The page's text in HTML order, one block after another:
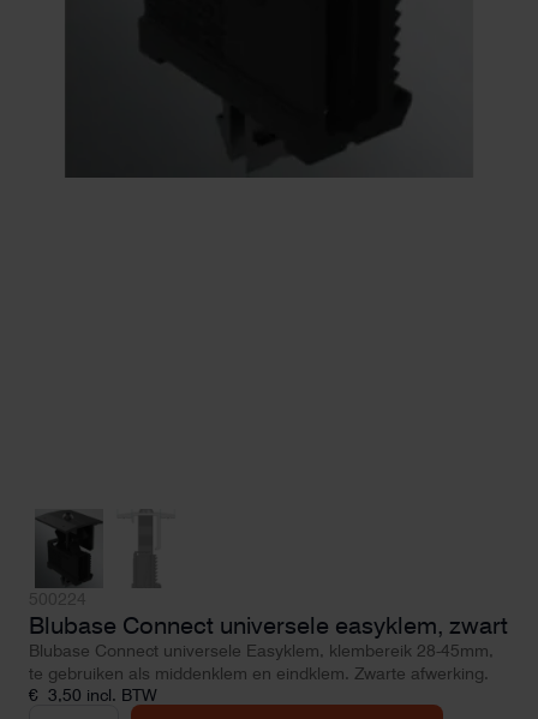
Blubase Connect universele easyklem, zwart
Blubase Connect universele Easyklem, klembereik 28-45mm,
te gebruiken als middenklem en eindklem. Zwarte afwerking.
€ 3,50 incl. BTW